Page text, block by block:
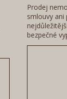
Prodej
smlouvy ani
bezpečné